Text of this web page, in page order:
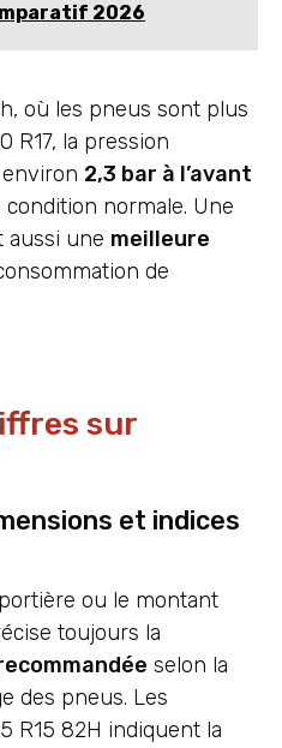
2026
où les pneus sont plus
R17, la pression
2,3 bar à l’avant
condition normale. Une
aussi une meilleure
de
sur
et indices
ou le montant
toujours la
selon la
des pneus. Les
R15 82H indiquent la